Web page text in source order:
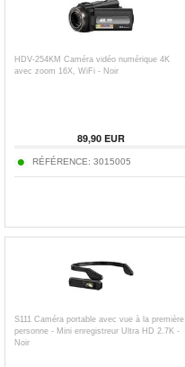
HDV-254KM Caméra vidéo numérique 4K
avec zoom 16X, WiFi - Noir
89,90EUR
RÉFÉRENCE: 3015005
S111 Caméra portable avec vue à la première
personne - Mini enregistreur Ultra HD 2.7K -
Noir